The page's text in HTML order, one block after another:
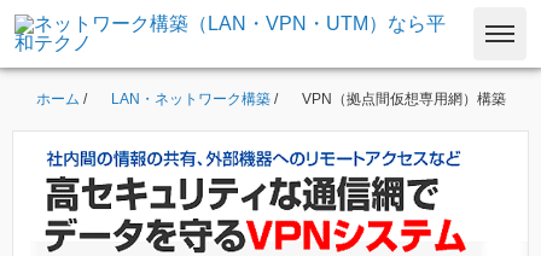
ホーム / LAN・ネットワーク構築 / VPN（拠点間仮想専用網）構築